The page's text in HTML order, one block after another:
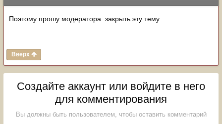
Поэтому прошу модератора закрыть эту тему.
Вверх
Создайте аккаунт или войдите в него
для комментирования
Вы должны быть пользователем, чтобы оставить комментарий